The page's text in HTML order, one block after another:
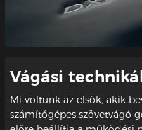
Vágási
Mi voltunk az elsők, akik
számítógépes szövetvágó